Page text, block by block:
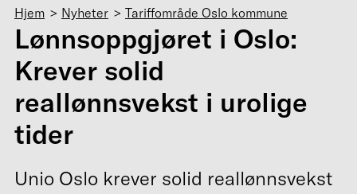
Navigasjonssti
Hjem Nyheter Tariffområde Oslo kommune
Lønnsoppgjøret i Oslo:
Krever solid
reallønnsvekst i urolige
tider
Unio Oslo krever solid reallønnsvekst